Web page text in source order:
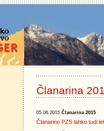
Članarina
05.06.2015 Članarina 2015
Članarino PZS lahko tudi